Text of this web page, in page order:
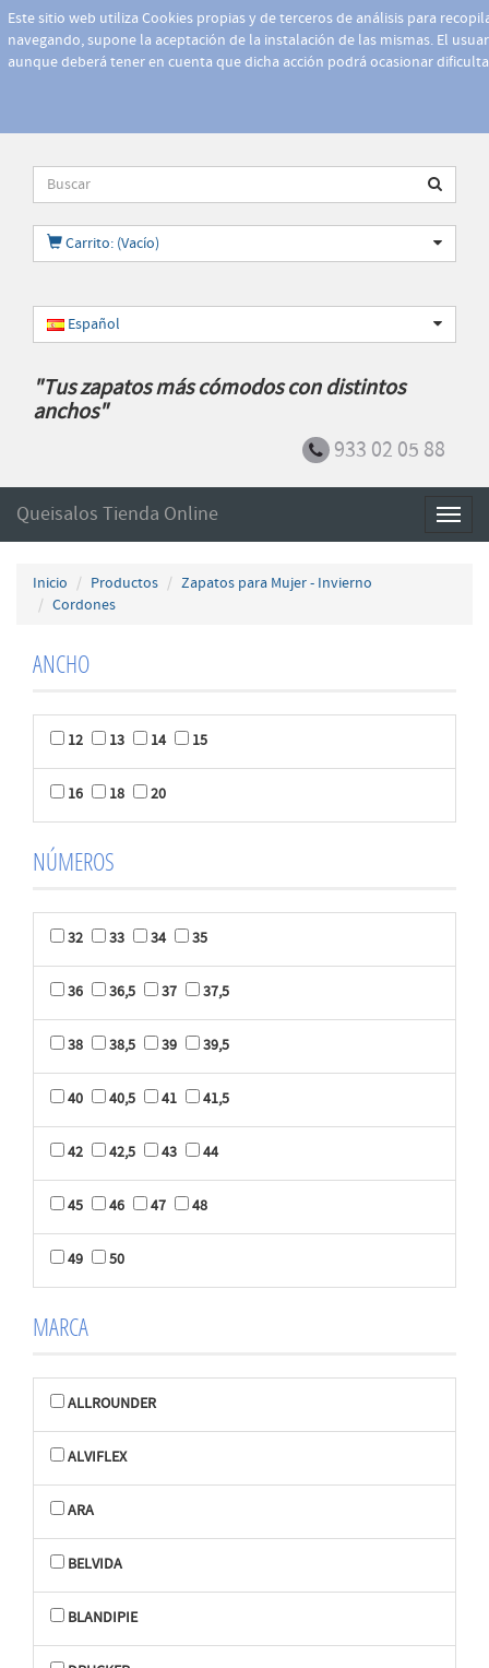
Este sitio web utiliza Cookies propias y de terceros de análisis para
navegando, supone la aceptación de la instalación de las mismas. El
aunque deberá tener en cuenta que dicha acción podrá ocasionar
Carrito: (Vacío)
Español
"Tus zapatos más cómodos con distintos
anchos"
933 02 05 88
Queisalos Tienda Online
Inicio Productos
Zapatos para Mujer - Invierno
Cordones
ANCHO
12 13 14 15
16 18 20
NÚMEROS
32 33 34 35
36 36,5 37 37,5
38 38,5 39 39,5
40 40,5 41 41,5
42 42,5 43 44
45 46 47 48
49 50
MARCA
ALLROUNDER
ALVIFLEX
ARA
BELVIDA
BLANDIPIE